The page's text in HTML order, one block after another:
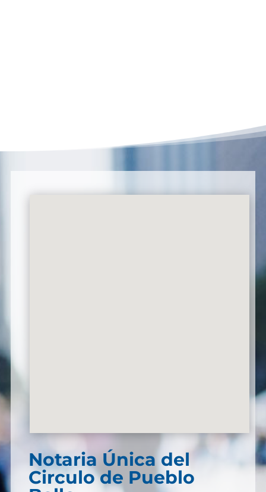
Notaria Única del
Circulo de Pueblo